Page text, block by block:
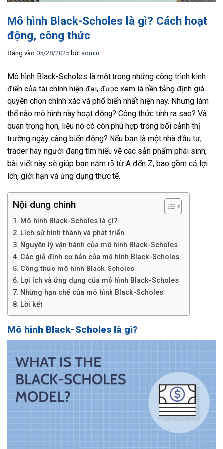
Mô hình Black-Scholes là gì? Cách hoạt
động, công thức
Đăng vào 05/28/2025 bởi admin
Mô hình Black-Scholes là một trong những công trình kinh
điển của tài chính hiện đại, được xem là nền tảng định giá
quyền chọn chính xác và phổ biến nhất hiện nay. Nhưng làm
thế nào mô hình này hoạt động? Công thức tính ra sao? Và
quan trọng hơn, liệu nó có còn phù hợp trong bối cảnh thị
trường ngày càng biến động? Nếu bạn là một nhà đầu tư,
trader hay người đang tìm hiểu về các sản phẩm phái sinh,
bài viết này sẽ giúp bạn nắm rõ từ A đến Z, bao gồm cả lợi
ích, giới hạn và ứng dụng thực tế.
Nội dung chính
Mô hình Black-Scholes là gì?
Lịch sử hình thành và phát triển
Nguyên lý vận hành của mô hình Black-Scholes
Các giả định cơ bản của mô hình Black-Scholes
Công thức mô hình Black-Scholes
Lợi ích và ứng dụng của mô hình Black-Scholes
Những hạn chế của mô hình Black-Scholes
Lời kết
Mô hình Black-Scholes là gì?